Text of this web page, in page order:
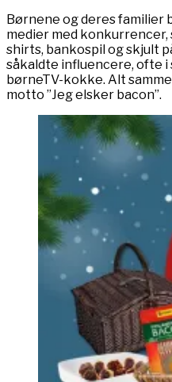
Børnene og deres familier
medier med
shirts, bankospil og skjult
såkaldte influencere, ofte
børneTV-kokke. Alt
motto ”Jeg elsker bacon”.